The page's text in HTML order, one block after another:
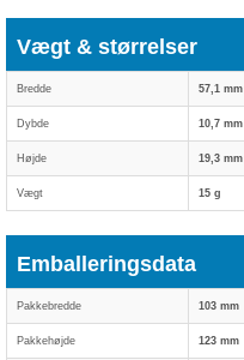
Vægt & størrelser
Bredde 57,1 mm
Dybde 10,7 mm
Højde 19,3 mm
Vægt 15 g
Emballeringsdata
Pakkebredde 103 mm
Pakkehøjde 123 mm